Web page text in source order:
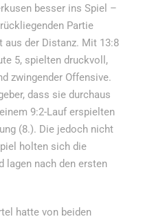
besser ins Spiel –
Partie
aus der Distanz. Mit 13:8
5, spielten druckvoll,
zwingender Offensive.
dass sie durchaus
9:2-Lauf erspielten
(8.). Die jedoch nicht
holten sich die
lagen nach den ersten
hatte von beiden